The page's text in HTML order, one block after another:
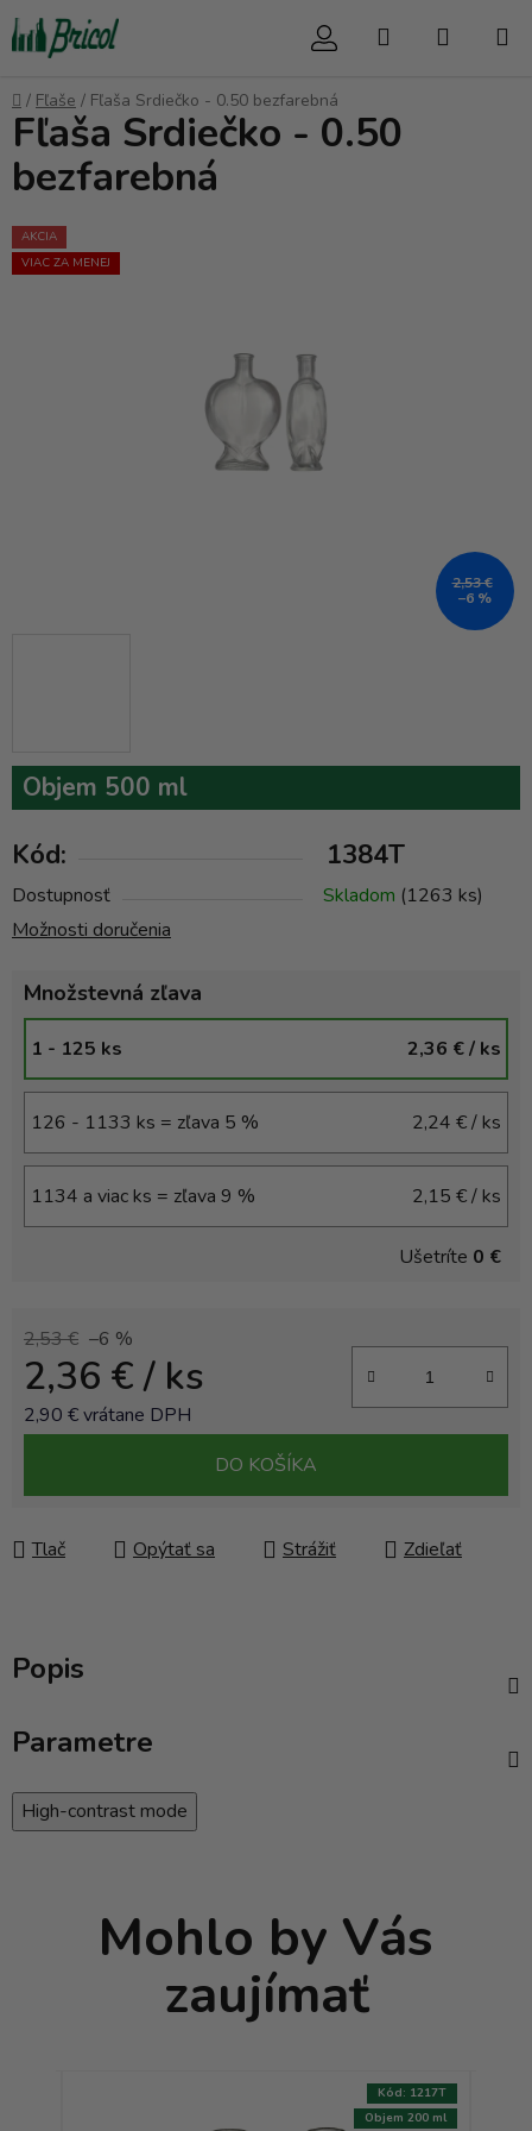
Prejsť
na
obsah
Hľadať
Domov
/ Fľaše / Fľaša Srdiečko - 0.50 bezfarebná
Objem 500 ml
Kód: 1384T
Dostupnosť Skladom (1263 ks)
Možnosti doručenia
Množstevná zľava
1 - 125 ks 2,36 €/ ks
126 - 1133 ks = zľava 5 % 2,24 €/ ks
1134 a viac ks = zľava 9 % 2,15 €/ ks
Ušetríte 0 €
2,53 € –6 %
2,36 €/ ks
2,90 € vrátane DPH
DO KOŠÍKA
Tlač Opýtať sa Strážiť Zdieľať
Fľaša Srdiečko - 0.50
bezfarebná
AKCIA
VIAC ZA MENEJ
2,53 €
–6 %
Popis
Parametre
High-contrast mode
Mohlo by Vás
zaujímať
Objem 200 ml
Kód: 1217T